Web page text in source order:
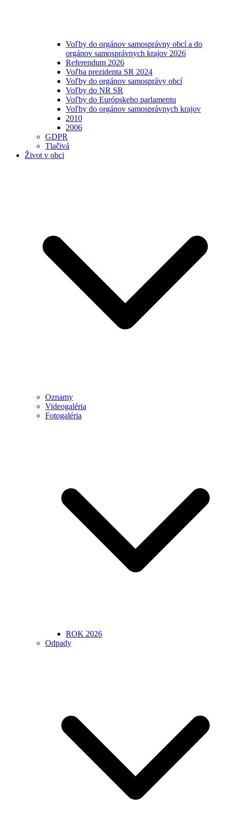
Voľby do orgánov samosprávny obcí a do
orgánov samosprávnych krajov 2026
Referendum 2026
Voľba prezidenta SR 2024
Voľby do orgánov samosprávy obcí
Voľby do NR SR
Voľby do Európskeho parlamentu
Voľby do orgánov samosprávnych krajov
2010
2006
GDPR
Tlačivá
Život v obci
Oznamy
Videogaléria
Fotogaléria
ROK 2026
Odpady